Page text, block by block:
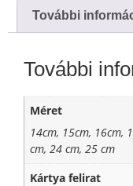
További
További
Méret
14cm, 15cm, 16cm,
cm, 24 cm, 25 cm
Kártya felirat